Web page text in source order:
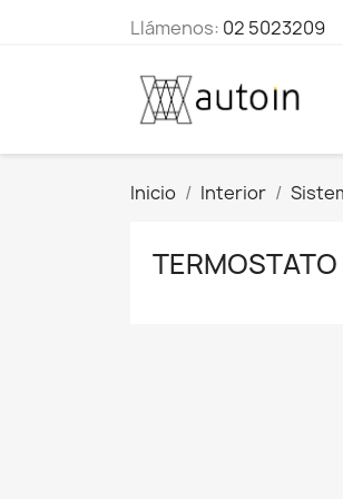
Llámenos: 02 5023209
Inicio Interior
TERMOSTATO